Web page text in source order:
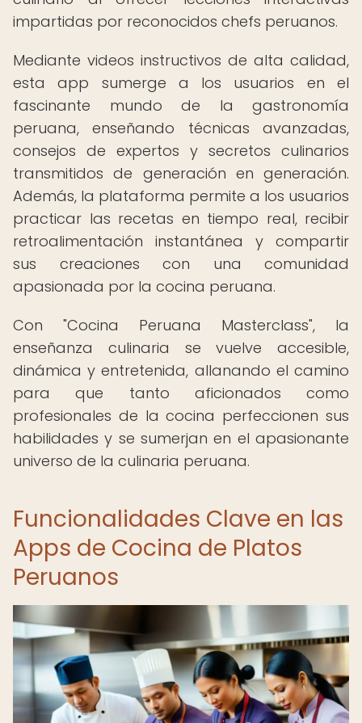
impartidas por reconocidos chefs peruanos.
Mediante videos instructivos de alta calidad,
esta app sumerge a los usuarios en el
fascinante mundo de la gastronomía
peruana, enseñando técnicas avanzadas,
consejos de expertos y secretos culinarios
transmitidos de generación en generación.
Además, la plataforma permite a los usuarios
practicar las recetas en tiempo real, recibir
retroalimentación instantánea y compartir
sus creaciones con una comunidad
apasionada por la cocina peruana.
Con "Cocina Peruana Masterclass", la
enseñanza culinaria se vuelve accesible,
dinámica y entretenida, allanando el camino
para que tanto aficionados como
profesionales de la cocina perfeccionen sus
habilidades y se sumerjan en el apasionante
universo de la culinaria peruana.
Funcionalidades Clave en las
Apps de Cocina de Platos
Peruanos